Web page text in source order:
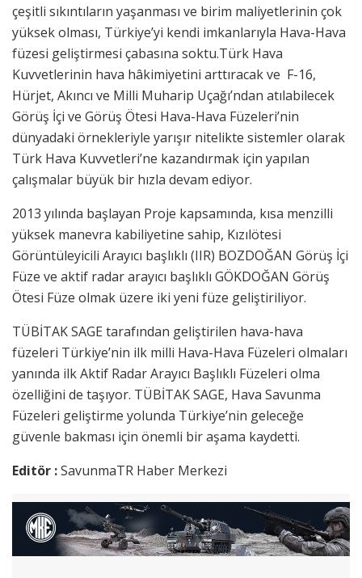
çeşitli sıkıntıların yaşanması ve birim maliyetlerinin çok
yüksek olması, Türkiye’yi kendi imkanlarıyla Hava-Hava
füzesi geliştirmesi çabasına soktu.Türk Hava
Kuvvetlerinin hava hâkimiyetini arttıracak ve F-16,
Hürjet, Akıncı ve Milli Muharip Uçağı’ndan atılabilecek
Görüş İçi ve Görüş Ötesi Hava-Hava Füzeleri’nin
dünyadaki örnekleriyle yarışır nitelikte sistemler olarak
Türk Hava Kuvvetleri’ne kazandırmak için yapılan
çalışmalar büyük bir hızla devam ediyor.
2013 yılında başlayan Proje kapsamında, kısa menzilli
yüksek manevra kabiliyetine sahip, Kızılötesi
Görüntüleyicili Arayıcı başlıklı (IIR) BOZDOĞAN Görüş İçi
Füze ve aktif radar arayıcı başlıklı GÖKDOĞAN Görüş
Ötesi Füze olmak üzere iki yeni füze geliştiriliyor.
TÜBİTAK SAGE tarafından geliştirilen hava-hava
füzeleri Türkiye’nin ilk milli Hava-Hava Füzeleri olmaları
yanında ilk Aktif Radar Arayıcı Başlıklı Füzeleri olma
özelliğini de taşıyor. TÜBİTAK SAGE, Hava Savunma
Füzeleri geliştirme yolunda Türkiye’nin geleceğe
güvenle bakması için önemli bir aşama kaydetti.
Editör :SavunmaTR Haber Merkezi